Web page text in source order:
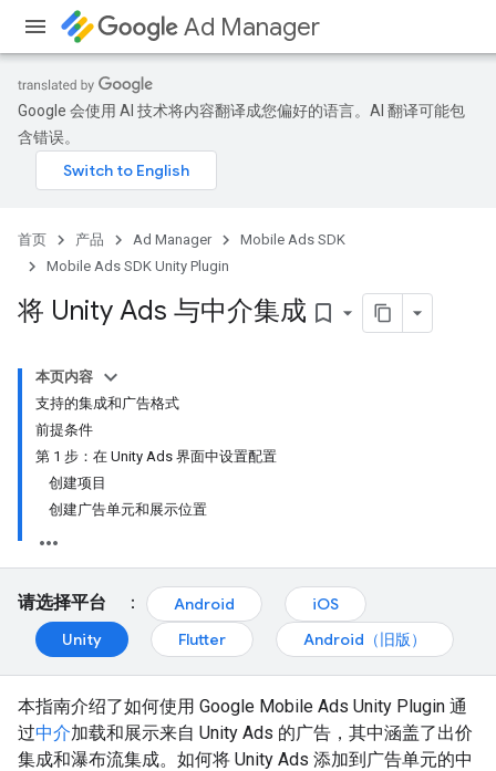
Ad Manager
Google 会使用 AI 技术将内容翻译成您偏好的语言。AI 翻译可能包
含错误。
首页 产品 Ad Manager
Mobile Ads SDK
Mobile Ads SDK Unity Plugin
将 Unity Ads 与中介集成 bookmark_border
本页内容
支持的集成和广告格式
前提条件
第 1 步：在 Unity Ads 界面中设置配置
创建项目
创建广告单元和展示位置
请选择平台 ： Android
iOS
Unity
Flutter Android（旧版）
本指南介绍了如何使用 Google Mobile Ads Unity Plugin 通
过中介加载和展示来自 Unity Ads 的广告，其中涵盖了出价
集成和瀑布流集成。如何将 Unity Ads 添加到广告单元的中